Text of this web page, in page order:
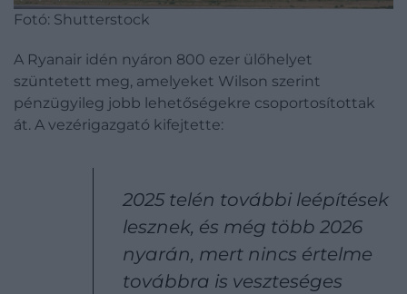
Fotó: Shutterstock
A Ryanair idén nyáron 800 ezer ülőhelyet
szüntetett meg, amelyeket Wilson szerint
pénzügyileg jobb lehetőségekre csoportosítottak
át. A vezérigazgató kifejtette:
2025 telén további leépítések
lesznek, és még több 2026
nyarán, mert nincs értelme
továbbra is veszteséges